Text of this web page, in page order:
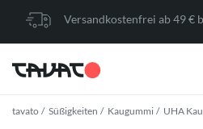
Versandkostenfrei ab 49 €
tavato Süßigkeiten Kaugummi UHA